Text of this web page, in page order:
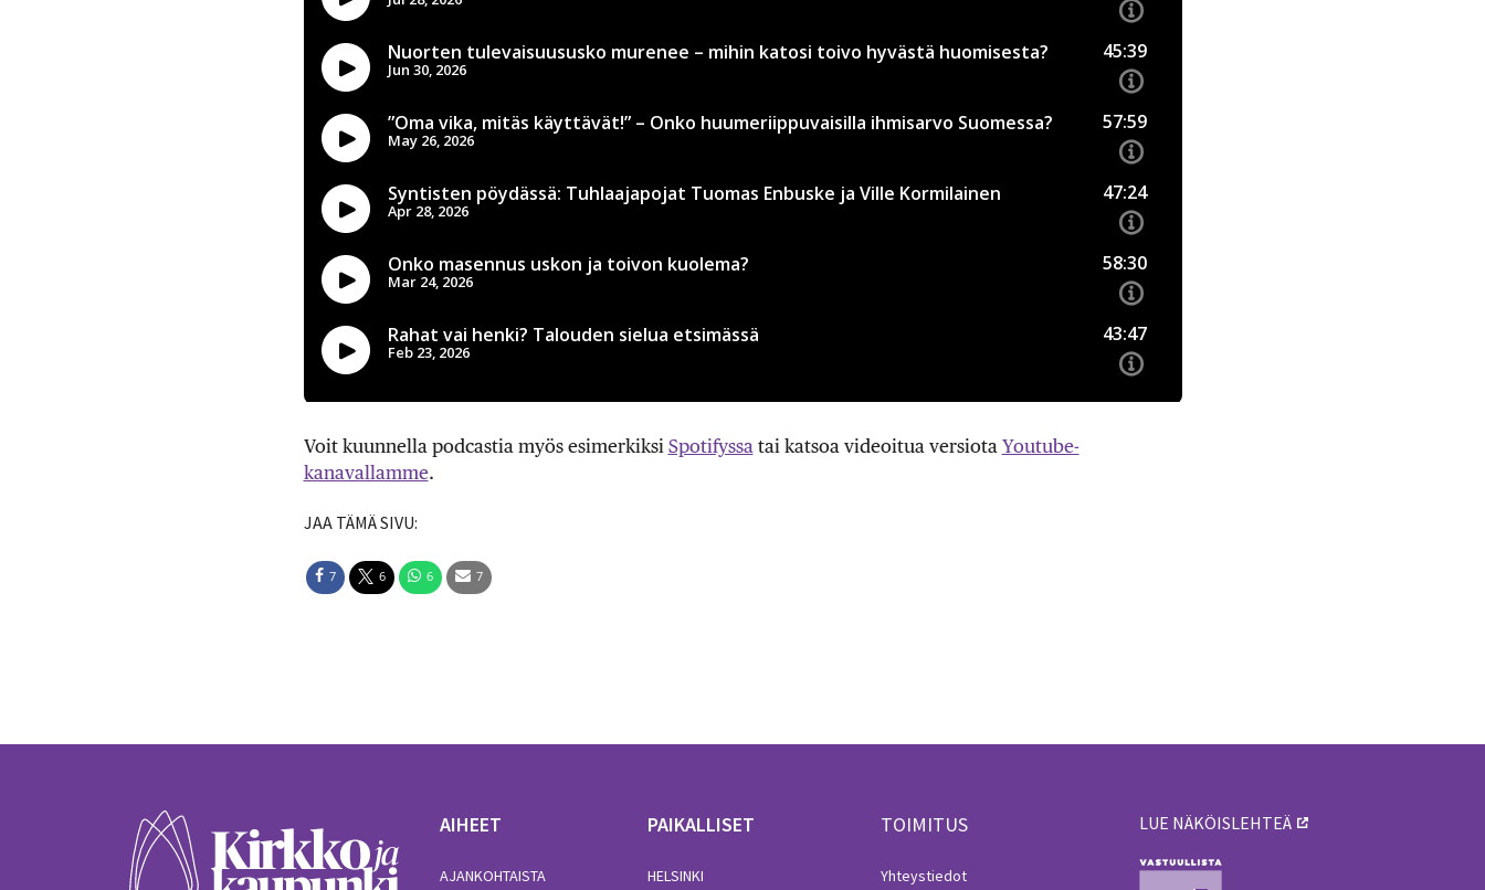
Voit kuunnella podcastia myös esimerkiksi Spotifyssatai katsoa videoitua versiota Youtube-
kanavallamme.
JAA TÄMÄ SIVU:
7 6 6 7
AIHEET
AJANKOHTAISTA
PAIKALLISET
HELSINKI
TOIMITUS
Yhteystiedot
LUE NÄKÖISLEHTEÄ